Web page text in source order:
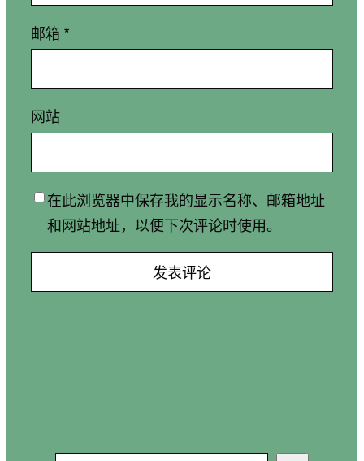
邮箱 *
网站
在此浏览器中保存我的显示名称、邮箱地址
和网站地址，以便下次评论时使用。